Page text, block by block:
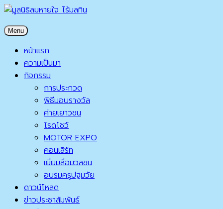
Skip
content
มูลนิธิลมหายใจ ไร้มลทิน
มูลนิธิลมหายใจ ไร้มลทิน
Menu
หน้าแรก
ความเป็นมา
กิจกรรม
การประกวด
พิธีมอบรางวัล
ค่ายเยาวชน
โรดโชว์
MOTOR EXPO
คอนเสิร์ท
เยี่ยมสื่อมวลชน
อบรมครูปฐมวัย
ดาวน์โหลด
ข่าวประชาสัมพันธ์